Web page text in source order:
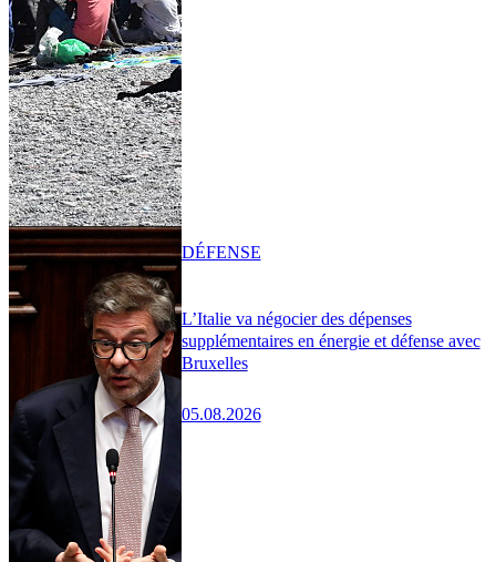
L’Italie va négocier des dépenses
supplémentaires en énergie et défense avec
Bruxelles
05.08.2026
DÉFENSE